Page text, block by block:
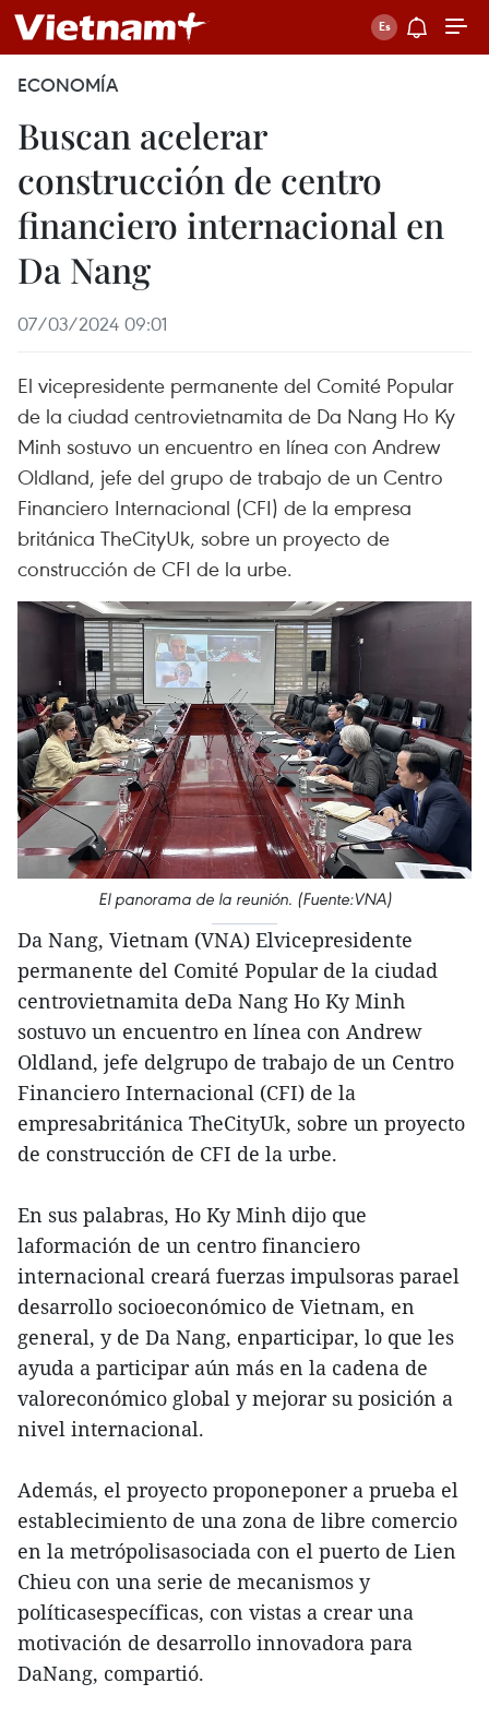
ECONOMÍA
Buscan acelerar
construcción de centro
financiero internacional en
Da Nang
07/03/2024 09:01
El vicepresidente permanente del Comité Popular
de la ciudad centrovietnamita de Da Nang Ho Ky
Minh sostuvo un encuentro en línea con Andrew
Oldland, jefe del grupo de trabajo de un Centro
Financiero Internacional (CFI) de la empresa
británica TheCityUk, sobre un proyecto de
construcción de CFI de la urbe.
El panorama de la reunión. (Fuente:VNA)
Da Nang, Vietnam (VNA) Elvicepresidente
permanente del Comité Popular de la ciudad
centrovietnamita deDa Nang Ho Ky Minh
sostuvo un encuentro en línea con Andrew
Oldland, jefe delgrupo de trabajo de un Centro
Financiero Internacional (CFI) de la
empresabritánica TheCityUk, sobre un proyecto
de construcción de CFI de la urbe.
En sus palabras, Ho Ky Minh dijo que
laformación de un centro financiero
internacional creará fuerzas impulsoras parael
desarrollo socioeconómico de Vietnam, en
general, y de Da Nang, enparticipar, lo que les
ayuda a participar aún más en la cadena de
valoreconómico global y mejorar su posición a
nivel internacional.
Además, el proyecto proponeponer a prueba el
establecimiento de una zona de libre comercio
en la metrópolisasociada con el puerto de Lien
Chieu con una serie de mecanismos y
políticasespecíficas, con vistas a crear una
motivación de desarrollo innovadora para
DaNang, compartió.